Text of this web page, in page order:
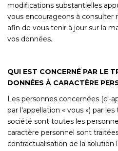
modifications substantielles
vous encourageons à
afin de vous tenir à jour sur la
vos données.
QUI EST CONCERNÉ PAR LE
DONNÉES À CARACTÈRE
Les personnes concernées (ci-
par l'appellation « vous ») par
société sont toutes les
caractère personnel sont
contractualisation de la solution